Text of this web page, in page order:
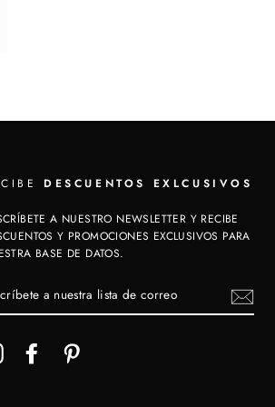
DESCUENTOS EXLCUSIVOS
A NUESTRO NEWSLETTER Y RECIBE
Y PROMOCIONES EXCLUSIVOS PARA
BASE DE DATOS.
INSTAGRAMFACEBOOK